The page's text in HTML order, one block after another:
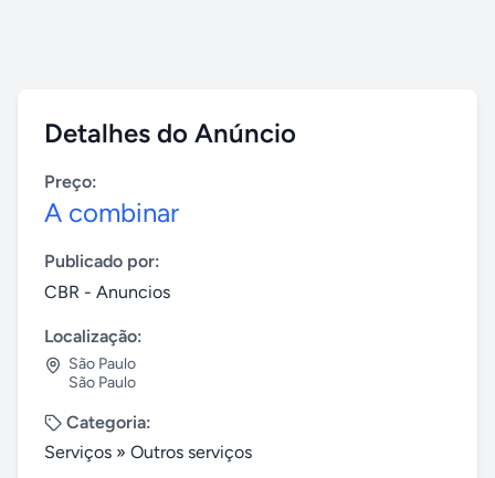
Detalhes do Anúncio
Preço:
A combinar
Publicado por:
CBR - Anuncios
Localização:
São Paulo
São Paulo
Categoria:
Serviços » Outros serviços